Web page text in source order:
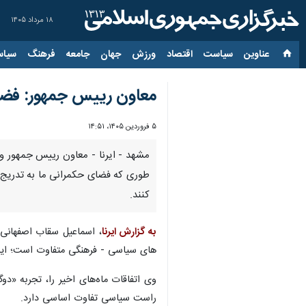
۱۸ مرداد ۱۴۰۵
عناوین‌ سیاست اقتصاد ورزش جهان جامعه فرهنگ
معاون رییس جمهور:
۵ فروردین ۱۴۰۵، ۱۴:۵۱